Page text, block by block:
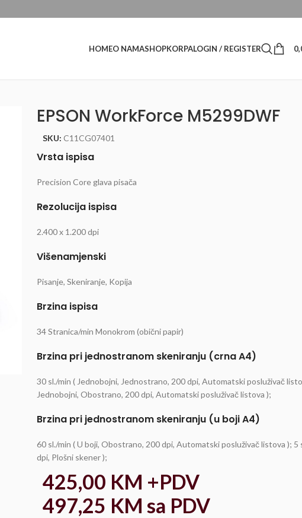
HOMEO NAMASHOPKORPALOGIN / REGISTER
EPSON WorkForce M5299DWF
SKU: C11CG07401
Vrsta ispisa
Precision Core glava pisača
Rezolucija ispisa
2.400 x 1.200 dpi
Višenamjenski
Pisanje, Skeniranje, Kopija
Brzina ispisa
34 Stranica/min Monokrom (obični papir)
Brzina pri jednostranom skeniranju (crna A4)
30 sl./min ( Jednobojni, Jednostrano, 200 dpi, Automatski posluživač
Jednobojni, Obostrano, 200 dpi, Automatski posluživač listova );
Brzina pri jednostranom skeniranju (u boji A4)
60 sl./min ( U boji, Obostrano, 200 dpi, Automatski posluživač listova ); 5
dpi, Plošni skener );
425,00 KM +PDV
497,25 KM sa PDV